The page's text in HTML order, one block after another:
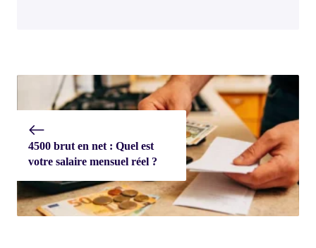
4500 brut en net : Quel est
votre salaire mensuel réel ?